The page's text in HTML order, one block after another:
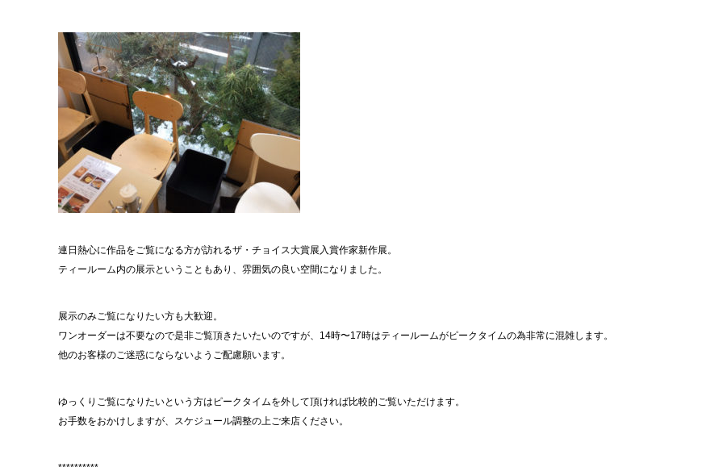
連日熱心に作品をご覧になる方が訪れるザ・チョイス大賞展入賞作家新作展。
ティールーム内の展示ということもあり、雰囲気の良い空間になりました。
展示のみご覧になりたい方も大歓迎。
ワンオーダーは不要なので是非ご覧頂きたいたいのですが、14時〜17時はティールームがピークタイムの為非常に混雑します。
他のお客様のご迷惑にならないようご配慮願います。
ゆっくりご覧になりたいという方はピークタイムを外して頂ければ比較的ご覧いただけます。
お手数をおかけしますが、スケジュール調整の上ご来店ください。